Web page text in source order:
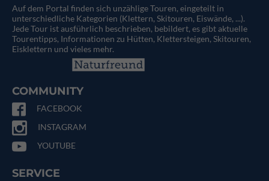
Auf dem Portal finden sich unzählige Touren, eingeteilt in
unterschiedliche Kategorien (Klettern, Skitouren, Eiswände, ...).
Jede Tour ist ausführlich beschrieben, bebildert, es gibt aktuelle
Tourentipps, Informationen zu Hütten, Klettersteigen, Skitouren,
Eisklettern und vieles mehr.
COMMUNITY
FACEBOOK
INSTAGRAM
YOUTUBE
SERVICE